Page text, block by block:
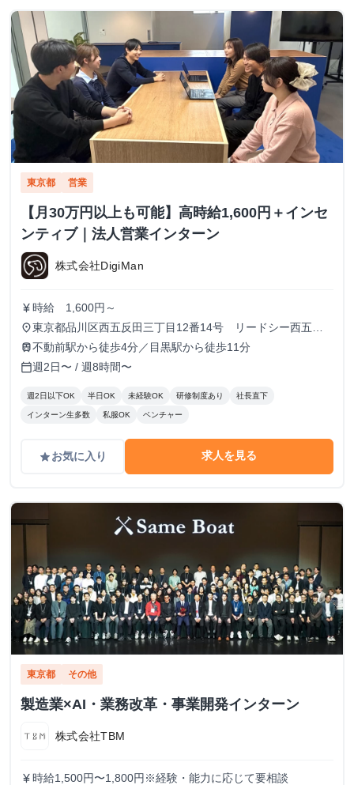
東京都 営業
【月30万円以上も可能】高時給1,600円＋インセ
ンティブ｜法人営業インターン
株式会社DigiMan
currency_yen 時給 1,600円～
place東京都品川区西五反田三丁目12番14号 リードシー西五反
田ビル7-8階（受付8階）
train不動前駅から徒歩4分／目黒駅から徒歩11分
calendar_today週2日〜 / 週8時間〜
週2日以下OK 半日OK 未経験OK 研修制度あり 社長直下
インターン生多数 私服OK ベンチャー
gradeお気に入り 求人を見る
東京都 その他
製造業×AI・業務改革・事業開発インターン
株式会社TBM
currency_yen 時給1,500円〜1,800円※経験・能力に応じて要相談